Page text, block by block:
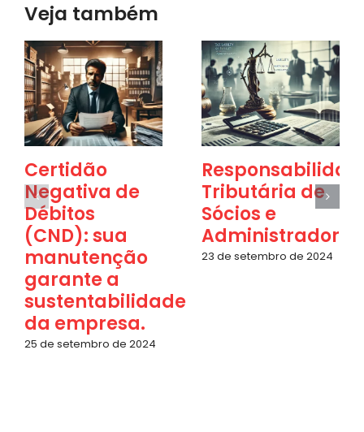
Veja também
Certidão
Negativa de
Débitos
(CND): sua
manutenção
garante a
sustentabilidade
da empresa.
25 de setembro de 2024
Tributária de
Sócios e
Administradores
23 de setembro de 2024